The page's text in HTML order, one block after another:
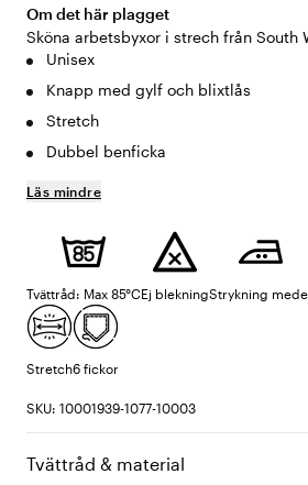
Om det här plagget
Sköna arbetsbyxor i strech från South
Unisex
Knapp med gylf och blixtlås
Stretch
Dubbel benficka
Läs mindre
Tvättråd: Max 85°CEj blekningStrykning
Stretch6 fickor
SKU: 10001939-1077-10003
Tvättråd & material